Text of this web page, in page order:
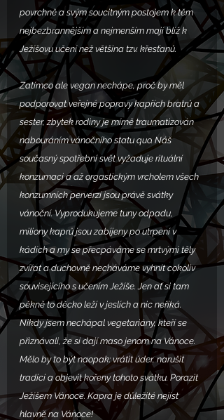
povrchně a svým soucitným postojem k těm
nejbezbrannějším a nejmenším mají blíž k
Ježíšovu učení než většina tzv. křesťanů.
Zatímco ale vegan nechápe, proč by měl
podporovat veřejné popravy kapřích bratrů a
sester, zbytek rodiny je mírně traumatizován
nabouráním vánočního statu quo. Náš
současný spotřební svět vyžaduje rituální
konzumaci a až orgastickým vrcholem všech
konzumních perverzí jsou právě svátky
vánoční. Vyprodukujeme tuny odpadu,
miliony kaprů jsou zabíjeny po utrpení v
kádích a my se přecpáváme se mrtvými těly
zvířat a duchovně necháváme vyhnít cokoliv
souvisejícího s učením Ježíše. Jen ať si tam
pěkně to děcko leží v jeslích a nic neříká.
Nikdy jsem nechápal vegetariány, kteří se
přiznávali, že si dají maso jenom na Vánoce.
Mělo by to být naopak: vrátit úder, narušit
tradici a objevit kořeny tohoto svátku. Porazit
Ježíšem Vánoce. Kapra je důležité nejíst
hlavně na Vánoce!